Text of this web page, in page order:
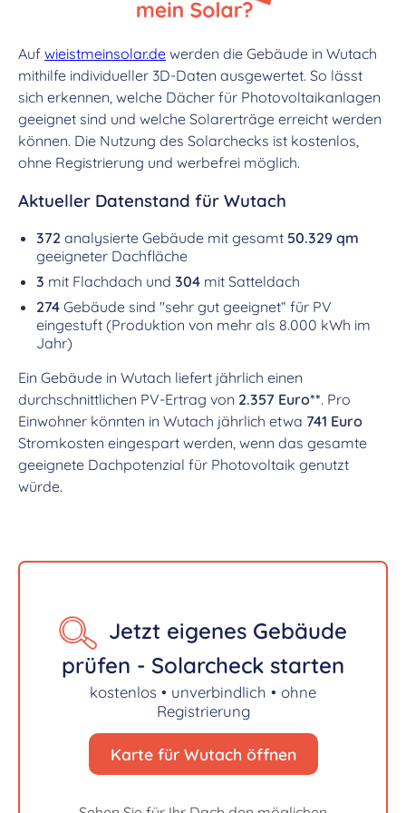
Auf wieistmeinsolar.de werden die Gebäude in Wutach
mithilfe individueller 3D-Daten ausgewertet. So lässt
sich erkennen, welche Dächer für Photovoltaikanlagen
geeignet sind und welche Solarerträge erreicht werden
können. Die Nutzung des Solarchecks ist kostenlos,
ohne Registrierung und werbefrei möglich.
Aktueller Datenstand für Wutach
372 analysierte Gebäude mit gesamt 50.329 qm
geeigneter Dachfläche
3 mit Flachdach und 304 mit Satteldach
274 Gebäude sind "sehr gut geeignet“ für PV
eingestuft (Produktion von mehr als 8.000 kWh im
Jahr)
Ein Gebäude in Wutach liefert jährlich einen
durchschnittlichen PV-Ertrag von 2.357 Euro**. Pro
Einwohner könnten in Wutach jährlich etwa 741 Euro
Stromkosten eingespart werden, wenn das gesamte
geeignete Dachpotenzial für Photovoltaik genutzt
würde.
Jetzt eigenes Gebäude
prüfen - Solarcheck starten
kostenlos • unverbindlich • ohne
Registrierung
Karte für Wutach öffnen